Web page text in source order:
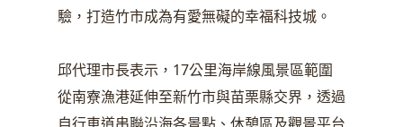
驗，打造竹市成為有愛無礙的幸福科技城。
邱代理市長表示，17公里海岸線風景區範圍
從南寮漁港延伸至新竹市與苗栗縣交界，透過